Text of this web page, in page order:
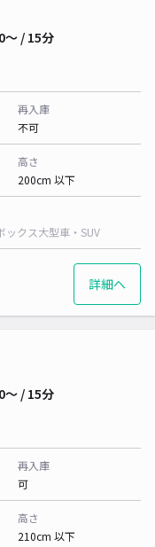
〜 / 15分
再入庫
不可
高さ
200cm 以下
ックス大型車・SUV
詳細へ
〜 / 15分
再入庫
可
高さ
210cm 以下